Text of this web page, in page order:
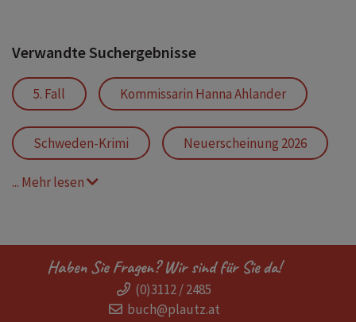
Verwandte Suchergebnisse
5. Fall Kommissarin Hanna Ahlander
Schweden-Krimi Neuerscheinung 2026
Mord
Åre-Murder-Series Die Åre-Morde
Åre
... Mehr lesen
Haben Sie Fragen? Wir sind für Sie da!
(0)3112 / 2485
buch@plautz.at